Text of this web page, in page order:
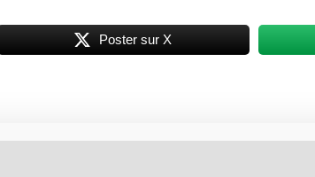
Poster sur X